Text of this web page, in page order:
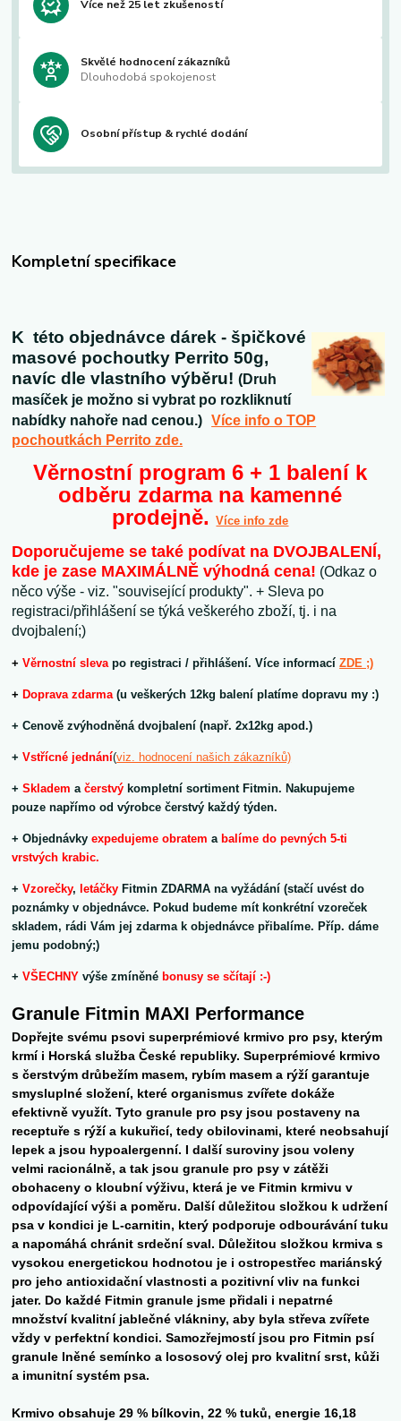
Více než 25 let zkušeností
Skvělé hodnocení zákazníků
Dlouhodobá spokojenost
Osobní přístup & rychlé dodání
Kompletní specifikace
K této objednávce dárek - špičkové
masové pochoutky Perrito 50g,
navíc dle vlastního výběru!(Druh
masíček je možno si vybrat po rozkliknutí
nabídky nahoře nad cenou.) Více info o TOP
pochoutkách Perrito zde.
Věrnostní program 6 + 1 balení k
odběru zdarma na kamenné
prodejně.Více info zde
Doporučujeme se také podívat na DVOJBALENÍ,
kde je zase MAXIMÁLNĚ výhodná cena! (Odkaz o
něco výše - viz. "související produkty". + Sleva po
registraci/přihlášení se týká veškerého zboží, tj. i na
dvojbalení;)
+ Věrnostní slevapo registraci / přihlášení. Více informacíZDE ;)
+ Doprava zdarma (u veškerých 12kg balení platíme dopravu my :)
+ Cenově zvýhodněná dvojbalení (např. 2x12kg apod.)
+Vstřícné jednání(viz. hodnocení našich zákazníků)
+Skladem ačerstvý kompletní sortiment Fitmin. Nakupujeme
pouze napřímo od výrobce čerstvý každý týden.
+ Objednávkyexpedujeme obratem a balíme do pevných 5-ti
vrstvých krabic.
+Vzorečky, letáčky Fitmin ZDARMA na vyžádání (stačí uvést do
poznámky v objednávce. Pokud budeme mít konkrétní vzoreček
skladem, rádi Vám jej zdarma k objednávce přibalíme. Příp. dáme
jemu podobný;)
+VŠECHNYvýše zmíněné bonusy se sčítají :-)
Granule Fitmin MAXI Performance
Dopřejte svému psovi superprémiové krmivo pro psy, kterým
krmí i Horská služba České republiky. Superprémiové krmivo
s čerstvým drůbežím masem, rybím masem a rýží garantuje
smysluplné složení, které organismus zvířete dokáže
efektivně využít. Tyto granule pro psy jsou postaveny na
receptuře s rýží a kukuřicí, tedy obilovinami, které neobsahují
lepek a jsou hypoalergenní. I další suroviny jsou voleny
velmi racionálně, a tak jsou granule pro psy v zátěži
obohaceny o kloubní výživu, která je ve Fitmin krmivu v
odpovídající výši a poměru. Další důležitou složkou k udržení
psa v kondici je L-carnitin, který podporuje odbourávání tuku
a napomáhá chránit srdeční sval. Důležitou složkou krmiva s
vysokou energetickou hodnotou je i ostropestřec mariánský
pro jeho antioxidační vlastnosti a pozitivní vliv na funkci
jater. Do každé Fitmin granule jsme přidali i nepatrné
množství kvalitní jablečné vlákniny, aby byla střeva zvířete
vždy v perfektní kondici. Samozřejmostí jsou pro Fitmin psí
granule lněné semínko a lososový olej pro kvalitní srst, kůži
a imunitní systém psa.
Krmivo obsahuje 29 % bílkovin, 22 % tuků, energie 16,18